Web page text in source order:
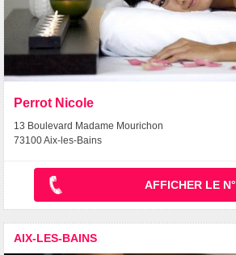
Perrot Nicole
13 Boulevard Madame Mourichon
73100 Aix-les-Bains
AFFICHER LE N°
AIX-LES-BAINS